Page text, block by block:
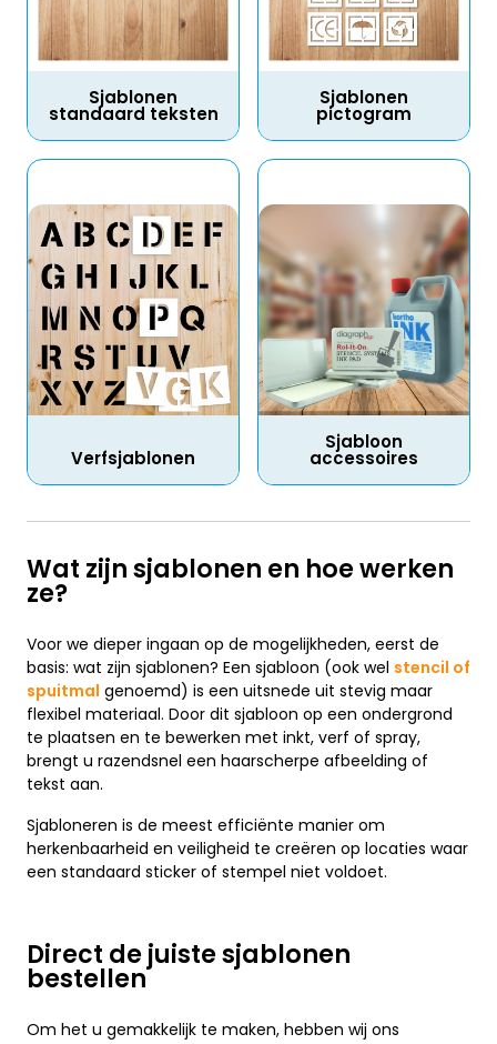
Sjablonen
standaard teksten
Sjablonen
pictogram
Verfsjablonen
Sjabloon
accessoires
Wat zijn sjablonen en hoe werken
ze?
Voor we dieper ingaan op de mogelijkheden, eerst de
basis: wat zijn sjablonen? Een sjabloon (ook wel stencil of
spuitmal genoemd) is een uitsnede uit stevig maar
flexibel materiaal. Door dit sjabloon op een ondergrond
te plaatsen en te bewerken met inkt, verf of spray,
brengt u razendsnel een haarscherpe afbeelding of
tekst aan.
Sjabloneren is de meest efficiënte manier om
herkenbaarheid en veiligheid te creëren op locaties waar
een standaard sticker of stempel niet voldoet.
Direct de juiste sjablonen
bestellen
Om het u gemakkelijk te maken, hebben wij ons